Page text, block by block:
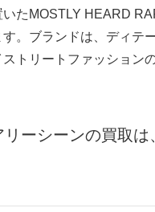
たMOSTLY HEARD
。ブランドは、ディテ
トリートファッション
ーシーンの買取は